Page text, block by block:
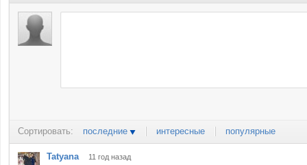
Сортировать: последние интересные популярные
Tatyana 11 год назад